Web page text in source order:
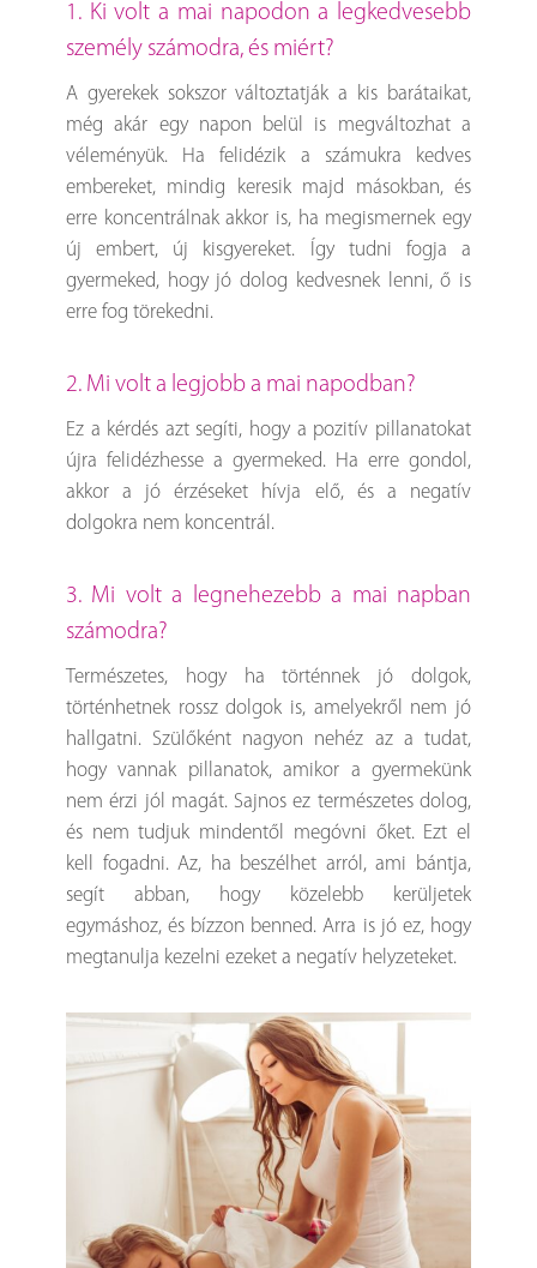
1. Ki volt a mai napodon a legkedvesebb
személy számodra, és miért?
A gyerekek sokszor változtatják a kis barátaikat,
még akár egy napon belül is megváltozhat a
véleményük. Ha felidézik a számukra kedves
embereket, mindig keresik majd másokban, és
erre koncentrálnak akkor is, ha megismernek egy
új embert, új kisgyereket. Így tudni fogja a
gyermeked, hogy jó dolog kedvesnek lenni, ő is
erre fog törekedni.
2. Mi volt a legjobb a mai napodban?
Ez a kérdés azt segíti, hogy a pozitív pillanatokat
újra felidézhesse a gyermeked. Ha erre gondol,
akkor a jó érzéseket hívja elő, és a negatív
dolgokra nem koncentrál.
3. Mi volt a legnehezebb a mai napban
számodra?
Természetes, hogy ha történnek jó dolgok,
történhetnek rossz dolgok is, amelyekről nem jó
hallgatni. Szülőként nagyon nehéz az a tudat,
hogy vannak pillanatok, amikor a gyermekünk
nem érzi jól magát. Sajnos ez természetes dolog,
és nem tudjuk mindentől megóvni őket. Ezt el
kell fogadni. Az, ha beszélhet arról, ami bántja,
segít abban, hogy közelebb kerüljetek
egymáshoz, és bízzon benned. Arra is jó ez, hogy
megtanulja kezelni ezeket a negatív helyzeteket.